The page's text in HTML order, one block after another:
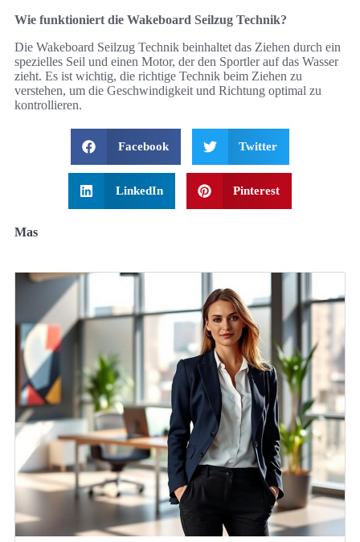
Wie funktioniert die Wakeboard Seilzug Technik?
Die Wakeboard Seilzug Technik beinhaltet das Ziehen durch ein
spezielles Seil und einen Motor, der den Sportler auf das Wasser
zieht. Es ist wichtig, die richtige Technik beim Ziehen zu
verstehen, um die Geschwindigkeit und Richtung optimal zu
kontrollieren.
Facebook Twitter
LinkedIn Pinterest
Mas